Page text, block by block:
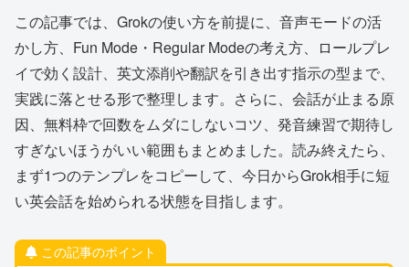
この記事では、Grokの使い方を前提に、音声モードの活
かし方、Fun Mode・Regular Modeの考え方、ロールプレ
イで効く設計、英文添削や翻訳を引き出す指示の型まで、
実践に落とせる形で整理します。さらに、会話が止まる原
因、無料枠で回数をムダにしないコツ、発音練習で期待し
すぎないほうがいい範囲もまとめました。読み終えたら、
まず1つのテンプレをコピーして、今日からGrok相手に短
い英会話を始められる状態を目指します。
この記事のポイント